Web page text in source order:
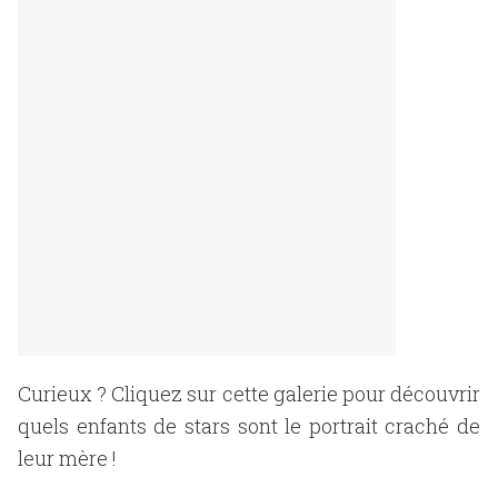
Curieux ? Cliquez sur cette galerie pour découvrir
quels enfants de stars sont le portrait craché de
leur mère !